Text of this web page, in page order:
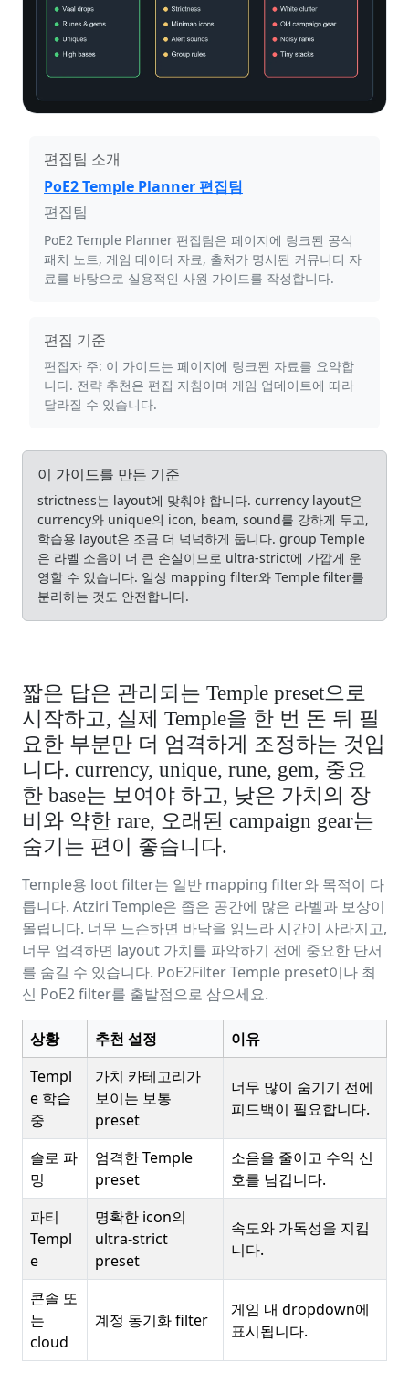
편집팀 소개
PoE2 Temple Planner 편집팀
편집팀
PoE2 Temple Planner 편집팀은 페이지에 링크된 공식
패치 노트, 게임 데이터 자료, 출처가 명시된 커뮤니티 자
료를 바탕으로 실용적인 사원 가이드를 작성합니다.
편집 기준
편집자 주: 이 가이드는 페이지에 링크된 자료를 요약합
니다. 전략 추천은 편집 지침이며 게임 업데이트에 따라
달라질 수 있습니다.
이 가이드를 만든 기준
strictness는 layout에 맞춰야 합니다. currency layout은
currency와 unique의 icon, beam, sound를 강하게 두고,
학습용 layout은 조금 더 넉넉하게 둡니다. group Temple
은 라벨 소음이 더 큰 손실이므로 ultra-strict에 가깝게 운
영할 수 있습니다. 일상 mapping filter와 Temple filter를
분리하는 것도 안전합니다.
짧은 답은 관리되는 Temple preset으로
시작하고, 실제 Temple을 한 번 돈 뒤 필
요한 부분만 더 엄격하게 조정하는 것입
니다. currency, unique, rune, gem, 중요
한 base는 보여야 하고, 낮은 가치의 장
비와 약한 rare, 오래된 campaign gear는
숨기는 편이 좋습니다.
Temple용 loot filter는 일반 mapping filter와 목적이 다
릅니다. Atziri Temple은 좁은 공간에 많은 라벨과 보상이
몰립니다. 너무 느슨하면 바닥을 읽느라 시간이 사라지고,
너무 엄격하면 layout 가치를 파악하기 전에 중요한 단서
를 숨길 수 있습니다. PoE2Filter Temple preset이나 최
신 PoE2 filter를 출발점으로 삼으세요.
상황 추천 설정
이유
Templ
e 학습
중
가치 카테고리가
보이는 보통
preset
너무 많이 숨기기 전에
피드백이 필요합니다.
솔로 파
밍
엄격한 Temple
preset
소음을 줄이고 수익 신
호를 남깁니다.
파티
Templ
e
명확한 icon의
ultra-strict
preset
속도와 가독성을 지킵
니다.
콘솔 또
는
cloud
계정 동기화 filter
게임 내 dropdown에
표시됩니다.